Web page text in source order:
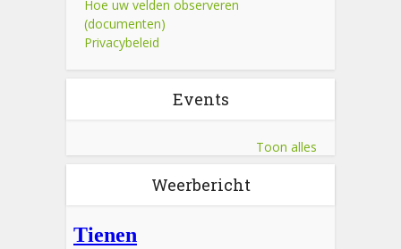
Hoe uw velden observeren
(documenten)
Privacybeleid
Events
Toon alles
Weerbericht